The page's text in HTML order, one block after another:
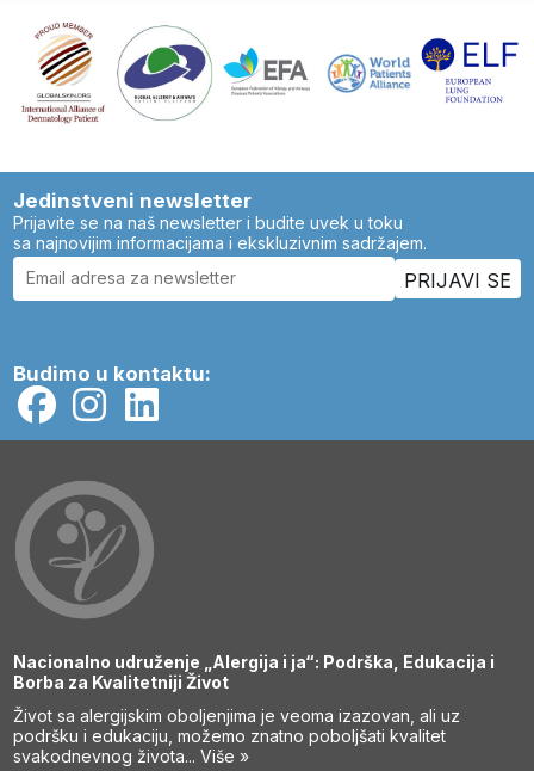
Jedinstveni newsletter
Prijavite se na naš newsletter i budite uvek u toku
sa najnovijim informacijama i ekskluzivnim sadržajem.
Budimo u kontaktu:
Nacionalno udruženje „Alergija i ja“: Podrška, Edukacija i
Borba za Kvalitetniji Život
Život sa alergijskim oboljenjima je veoma izazovan, ali uz
podršku i edukaciju, možemo znatno poboljšati kvalitet
svakodnevnog života...Više »